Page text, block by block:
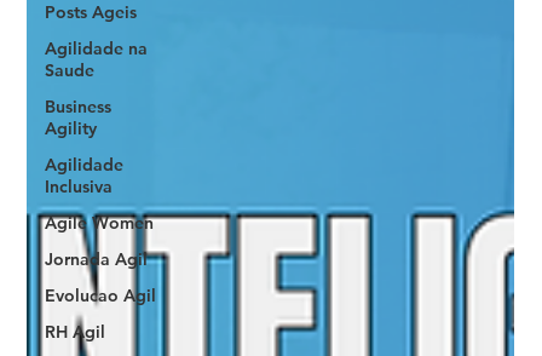
Posts Ageis
Agilidade na
Saude
Business
Agility
Agilidade
Inclusiva
Agile Women
Jornada Agil
Evolucao Agil
RH Agil